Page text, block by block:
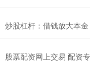
炒股杠杆：借钱放大本金
股票配资网上交易 配资